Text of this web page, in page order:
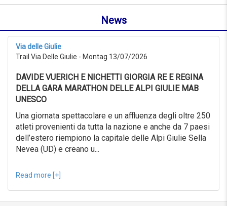
0KM
Suche
Sport
Reset
ab
10/07/2026
10/08/2026
Erweiterte
Suche
Sport
News
Via delle Giulie
Trail Via Delle Giulie - Montag 13/07/2026
DAVIDE VUERICH E NICHETTI GIORGIA RE E REGINA
DELLA GARA MARATHON DELLE ALPI GIULIE MAB
UNESCO
Una giornata spettacolare e un affluenza degli oltre 250
atleti provenienti da tutta la nazione e anche da 7 paesi
dell’estero riempiono la capitale delle Alpi Giulie Sella
Nevea (UD) e creano u...
Read more [+]